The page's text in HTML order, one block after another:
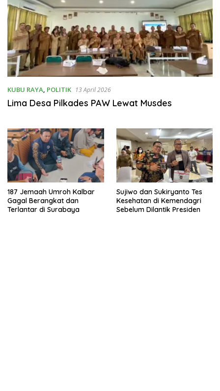
KUBU RAYA POLITIK 13 April 2026
Lima Desa Pilkades PAW Lewat Musdes
187 Jemaah Umroh Kalbar
Gagal Berangkat dan
Terlantar di Surabaya
Sujiwo dan Sukiryanto Tes
Kesehatan di Kemendagri
Sebelum Dilantik Presiden